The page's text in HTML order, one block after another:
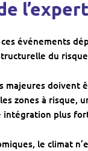
l’expert
événements
du
majeures doivent
zones à risque,
intégration plus
le climat